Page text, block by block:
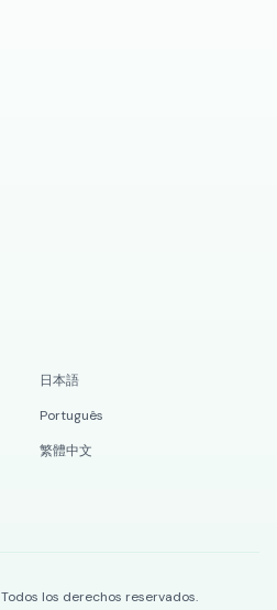
日本語
Português
繁體中文
Todos los derechos reservados.